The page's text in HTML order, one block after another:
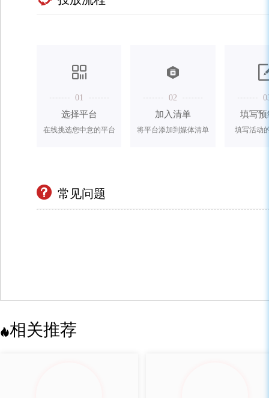
01
选择平台
在线挑选您中意的平台
02
加入清单
将平台添加到媒体清单
填写
填写活动
常见问题
相关推荐